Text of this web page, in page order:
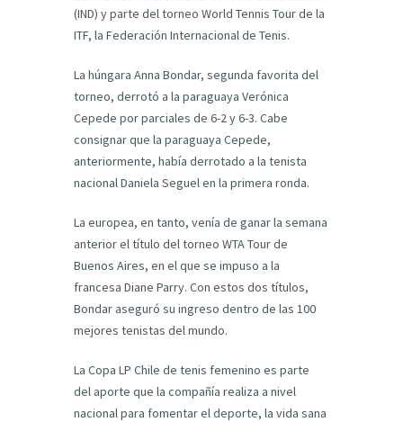
(IND) y parte del torneo World Tennis Tour de la
ITF, la Federación Internacional de Tenis.
La húngara Anna Bondar, segunda favorita del
torneo, derrotó a la paraguaya Verónica
Cepede por parciales de 6-2 y 6-3. Cabe
consignar que la paraguaya Cepede,
anteriormente, había derrotado a la tenista
nacional Daniela Seguel en la primera ronda.
La europea, en tanto, venía de ganar la semana
anterior el título del torneo WTA Tour de
Buenos Aires, en el que se impuso a la
francesa Diane Parry. Con estos dos títulos,
Bondar aseguró su ingreso dentro de las 100
mejores tenistas del mundo.
La Copa LP Chile de tenis femenino es parte
del aporte que la compañía realiza a nivel
nacional para fomentar el deporte, la vida sana